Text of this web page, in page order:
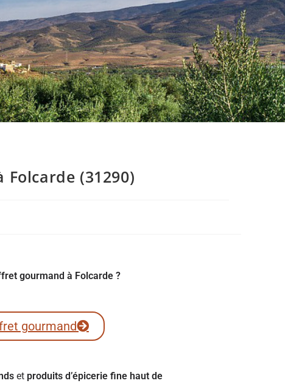
(31290)
gourmand à Folcarde ?
gourmand
et produits d’épicerie fine haut de